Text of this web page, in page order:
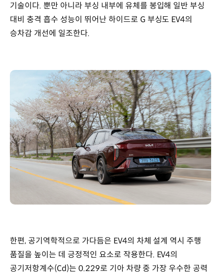
기술이다. 뿐만 아니라 부싱 내부에 유체를 봉입해 일반 부싱
대비 충격 흡수 성능이 뛰어난 하이드로 G 부싱도 EV4의
승차감 개선에 일조한다.
한편, 공기역학적으로 가다듬은 EV4의 차체 설계 역시 주행
품질을 높이는 데 긍정적인 요소로 작용한다. EV4의
공기저항계수(Cd)는 0.229로 기아 차량 중 가장 우수한 공력